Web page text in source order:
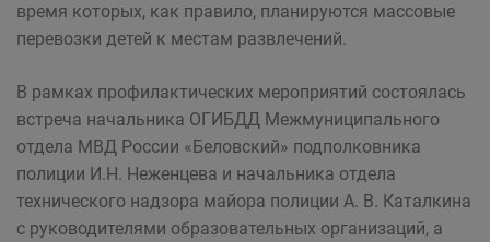
время которых, как правило, планируются массовые
перевозки детей к местам развлечений.
В рамках профилактических мероприятий состоялась
встреча начальника ОГИБДД Межмуниципального
отдела МВД России «Беловский» подполковника
полиции И.Н. Неженцева и начальника отдела
технического надзора майора полиции А. В. Каталкина
с руководителями образовательных организаций, а